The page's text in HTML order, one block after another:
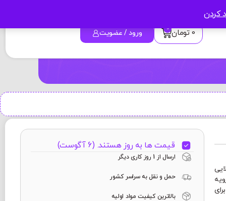
کردن
0 تومان 0 ورود / عضویت
قیمت ها به روز هستند. (6 آگوست)
ارسال از 1 روز کاری دیگر
حمل و نقل به سراسر کشور
بالاترین کیفیت مواد اولیه